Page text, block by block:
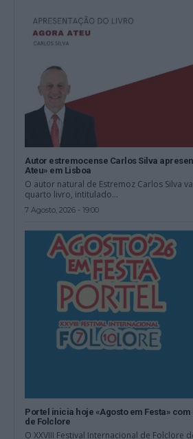
Autor estremocense Carlos Silva
Ateu» em Lisboa
O autor natural de Estremoz Carlos Silva
quarto livro, intitulado...
7 Agosto, 2026 - 19:00
Portel inicia hoje «Agosto em Festa»
de Folclore
O XXVIII Festival Internacional de Folclore